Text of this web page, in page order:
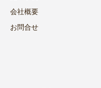
会社概要
お問合せ